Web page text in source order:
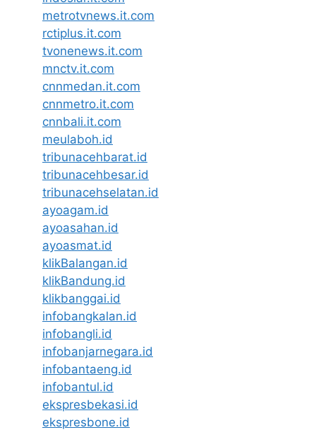
metrotvnews.it.com
rctiplus.it.com
tvonenews.it.com
mnctv.it.com
cnnmedan.it.com
cnnmetro.it.com
cnnbali.it.com
meulaboh.id
tribunacehbarat.id
tribunacehbesar.id
tribunacehselatan.id
ayoagam.id
ayoasahan.id
ayoasmat.id
klikBalangan.id
klikBandung.id
klikbanggai.id
infobangkalan.id
infobangli.id
infobanjarnegara.id
infobantaeng.id
infobantul.id
ekspresbekasi.id
ekspresbone.id